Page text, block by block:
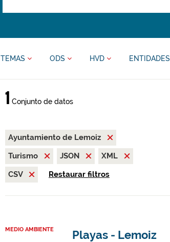
TEMAS ODS HVD ENTIDADES
1 Conjunto de datos
Ayuntamiento de Lemoiz
Turismo
JSON
XML
CSV
Restaurar filtros
MEDIO AMBIENTE Playas - Lemoiz